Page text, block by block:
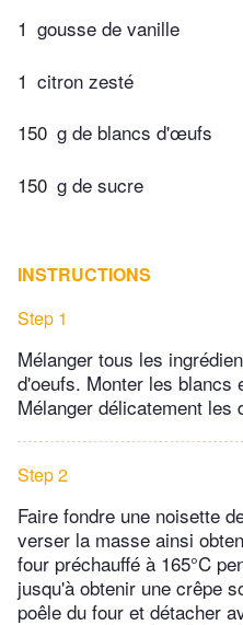
1 gousse de vanille
1 citron zesté
150 g de blancs d'œufs
150 g de sucre
INSTRUCTIONS
Step 1
Mélanger tous les
d'oeufs. Monter les blancs
Mélanger délicatement les
Step 2
Faire fondre une noisette
verser la masse ainsi
four préchauffé à 165°C
jusqu'à obtenir une crêpe
poêle du four et détacher